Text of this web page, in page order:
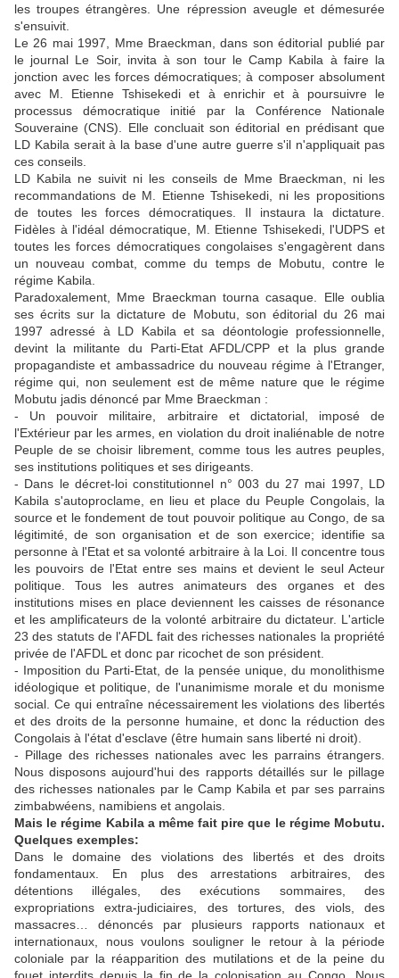
les troupes étrangères. Une répression aveugle et démesurée
s'ensuivit.
Le 26 mai 1997, Mme Braeckman, dans son éditorial publié par
le journal Le Soir, invita à son tour le Camp Kabila à faire la
jonction avec les forces démocratiques; à composer absolument
avec M. Etienne Tshisekedi et à enrichir et à poursuivre le
processus démocratique initié par la Conférence Nationale
Souveraine (CNS). Elle concluait son éditorial en prédisant que
LD Kabila serait à la base d'une autre guerre s'il n'appliquait pas
ces conseils.
LD Kabila ne suivit ni les conseils de Mme Braeckman, ni les
recommandations de M. Etienne Tshisekedi, ni les propositions
de toutes les forces démocratiques. Il instaura la dictature.
Fidèles à l'idéal démocratique, M. Etienne Tshisekedi, l'UDPS et
toutes les forces démocratiques congolaises s'engagèrent dans
un nouveau combat, comme du temps de Mobutu, contre le
régime Kabila.
Paradoxalement, Mme Braeckman tourna casaque. Elle oublia
ses écrits sur la dictature de Mobutu, son éditorial du 26 mai
1997 adressé à LD Kabila et sa déontologie professionnelle,
devint la militante du Parti-Etat AFDL/CPP et la plus grande
propagandiste et ambassadrice du nouveau régime à l'Etranger,
régime qui, non seulement est de même nature que le régime
Mobutu jadis dénoncé par Mme Braeckman :
- Un pouvoir militaire, arbitraire et dictatorial, imposé de
l'Extérieur par les armes, en violation du droit inaliénable de notre
Peuple de se choisir librement, comme tous les autres peuples,
ses institutions politiques et ses dirigeants.
- Dans le décret-loi constitutionnel n° 003 du 27 mai 1997, LD
Kabila s'autoproclame, en lieu et place du Peuple Congolais, la
source et le fondement de tout pouvoir politique au Congo, de sa
légitimité, de son organisation et de son exercice; identifie sa
personne à l'Etat et sa volonté arbitraire à la Loi. Il concentre tous
les pouvoirs de l'Etat entre ses mains et devient le seul Acteur
politique. Tous les autres animateurs des organes et des
institutions mises en place deviennent les caisses de résonance
et les amplificateurs de la volonté arbitraire du dictateur. L'article
23 des statuts de l'AFDL fait des richesses nationales la propriété
privée de l'AFDL et donc par ricochet de son président.
- Imposition du Parti-Etat, de la pensée unique, du monolithisme
idéologique et politique, de l'unanimisme morale et du monisme
social. Ce qui entraîne nécessairement les violations des libertés
et des droits de la personne humaine, et donc la réduction des
Congolais à l'état d'esclave (être humain sans liberté ni droit).
- Pillage des richesses nationales avec les parrains étrangers.
Nous disposons aujourd'hui des rapports détaillés sur le pillage
des richesses nationales par le Camp Kabila et par ses parrains
zimbabwéens, namibiens et angolais.
Mais le régime Kabila a même fait pire que le régime Mobutu.
Quelques exemples:
Dans le domaine des violations des libertés et des droits
fondamentaux. En plus des arrestations arbitraires, des
détentions illégales, des exécutions sommaires, des
expropriations extra-judiciaires, des tortures, des viols, des
massacres… dénoncés par plusieurs rapports nationaux et
internationaux, nous voulons souligner le retour à la période
coloniale par la réapparition des mutilations et de la peine du
fouet interdits depuis la fin de la colonisation au Congo. Nous